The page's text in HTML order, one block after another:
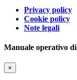
Privacy policy
Cookie policy
Note legali
Manuale operativo di
×